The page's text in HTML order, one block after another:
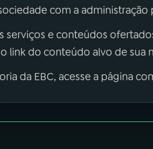
com a administração
serviços e conteúdos
link do conteúdo alvo de sua
da EBC, acesse a página